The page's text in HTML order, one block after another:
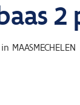
2
MAASMECHELEN